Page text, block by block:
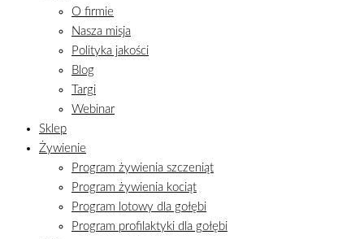
O firmie
Nasza misja
Polityka jakości
Blog
Targi
Webinar
Sklep
Żywienie
Program żywienia szczeniąt
Program żywienia kociąt
Program lotowy dla gołębi
Program profilaktyki dla gołębi